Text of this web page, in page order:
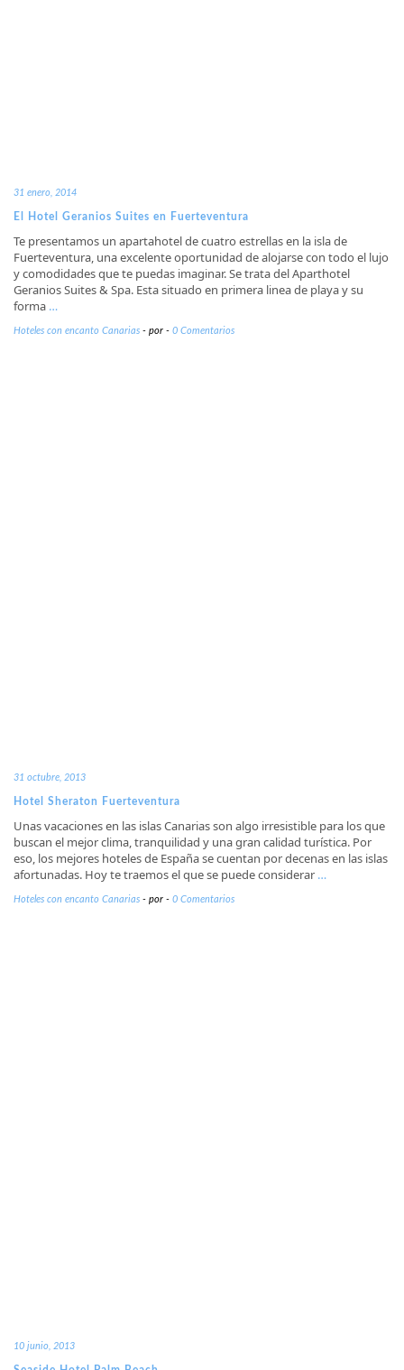
31 enero, 2014
El Hotel Geranios Suites en Fuerteventura
Te presentamos un apartahotel de cuatro estrellas en la isla de
Fuerteventura, una excelente oportunidad de alojarse con todo el lujo
y comodidades que te puedas imaginar. Se trata del Aparthotel
Geranios Suites & Spa. Esta situado en primera linea de playa y su
forma …
Hoteles con encanto Canarias - por - 0 Comentarios
31 octubre, 2013
Hotel Sheraton Fuerteventura
Unas vacaciones en las islas Canarias son algo irresistible para los que
buscan el mejor clima, tranquilidad y una gran calidad turística. Por
eso, los mejores hoteles de España se cuentan por decenas en las islas
afortunadas. Hoy te traemos el que se puede considerar …
Hoteles con encanto Canarias - por - 0 Comentarios
10 junio, 2013